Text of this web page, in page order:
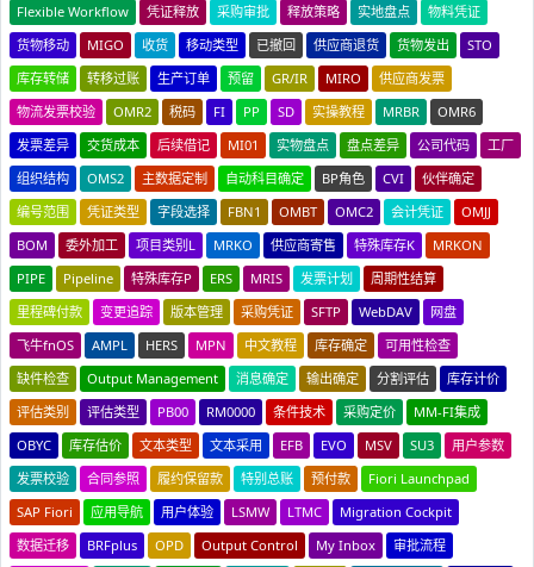
Flexible Workflow
凭证释放 采购审批 释放策略 实地盘点
物料凭证
货物移动
MIGO 收货 移动类型 已撤回 供应商退货 货物发出
STO
库存转储
转移过账 生产订单 预留 GR/IR MIRO
供应商发票
物流发票校验
OMR2 税码 FI PP SD 实操教程 MRBR
OMR6
发票差异
交货成本 后续借记 MI01 实物盘点 盘点差异 公司代码
工厂
组织结构
OMS2 主数据定制 自动科目确定 BP角色 CVI
伙伴确定
编号范围
凭证类型 字段选择 FBN1 OMBT OMC2 会计凭证
OMJJ
BOM
委外加工 项目类别L MRKO 供应商寄售 特殊库存K
MRKON
PIPE
Pipeline 特殊库存P ERS MRIS 发票计划
周期性结算
里程碑付款
变更追踪 版本管理 采购凭证 SFTP WebDAV
网盘
飞牛fnOS
AMPL HERS MPN 中文教程 库存确定
可用性检查
缺件检查
Output Management 消息确定 输出确定 分割评估
库存计价
评估类别
评估类型 PB00 RM0000 条件技术 采购定价
MM-FI集成
OBYC
库存估价 文本类型 文本采用 EFB EVO MSV SU3
用户参数
发票校验
合同参照 履约保留款 特别总账 预付款
Fiori Launchpad
SAP Fiori
应用导航 用户体验 LSMW LTMC
Migration Cockpit
数据迁移
BRFplus OPD Output Control My Inbox
审批流程